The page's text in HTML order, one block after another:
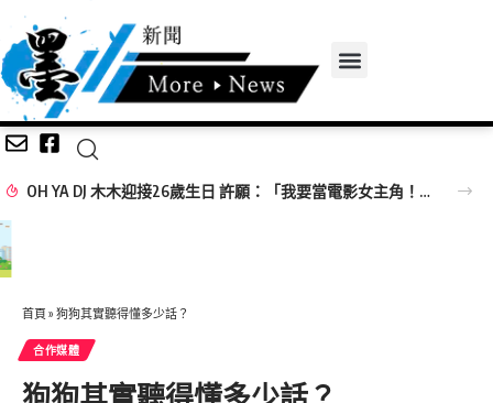
OH YA DJ 木木迎接26歲生日 許願：「我要當電影女主角！」
首頁 » 狗狗其實聽得懂多少話？
合作媒體